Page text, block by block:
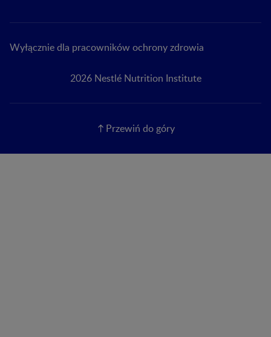
Wyłącznie dla pracowników ochrony zdrowia
2026 Nestlé Nutrition Institute
Przewiń do góry